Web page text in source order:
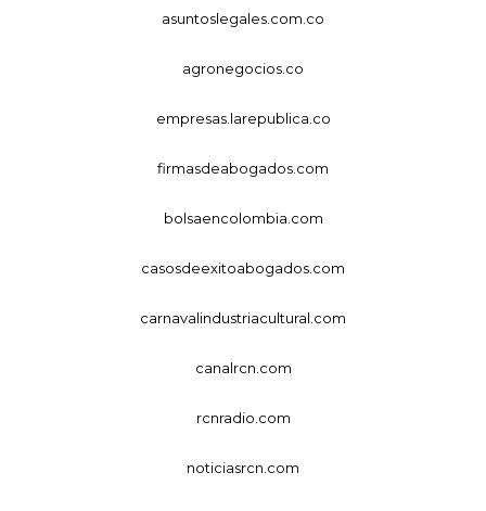
asuntoslegales.com.co
agronegocios.co
empresas.larepublica.co
firmasdeabogados.com
bolsaencolombia.com
casosdeexitoabogados.com
carnavalindustriacultural.com
canalrcn.com
rcnradio.com
noticiasrcn.com